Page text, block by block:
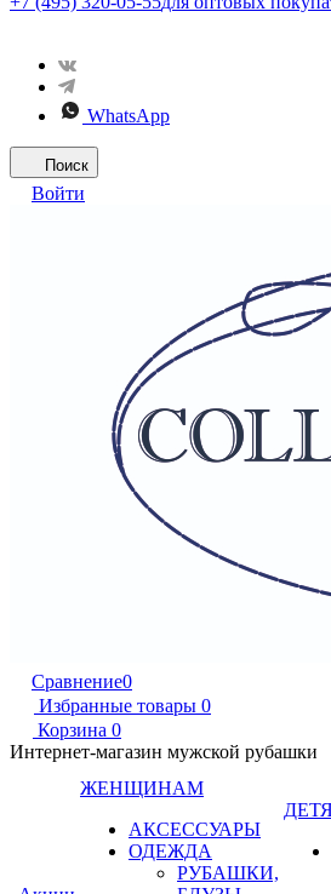
WhatsApp
Поиск
Войти
Сравнение0
Избранные товары 0
Корзина 0
Интернет-магазин мужской рубашки
ЖЕНЩИНАМ
АКСЕССУАРЫ
ОДЕЖДА
РУБАШКИ,